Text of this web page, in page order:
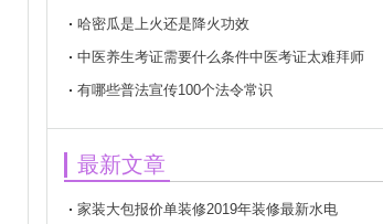
哈密瓜是上火还是降火功效
中医养生考证需要什么条件中医考证太难拜师
有哪些普法宣传100个法令常识
最新文章
家装大包报价单装修2019年装修最新水电